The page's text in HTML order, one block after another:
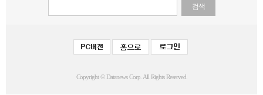
검색
Copyright © Datanews Corp. All Rights Reserved.